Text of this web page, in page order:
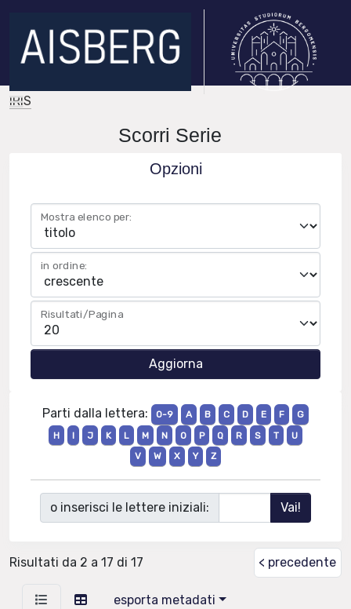
IRIS
Scorri Serie
Opzioni
Mostra elenco per:
in ordine:
Risultati/Pagina
Parti dalla lettera: 0-9 A B C D E F
G
H
I J K L M N O P Q R S T
U
V
W X Y Z
o inserisci le lettere iniziali:
Risultati da 2 a 17 di 17 < precedente
esporta metadati